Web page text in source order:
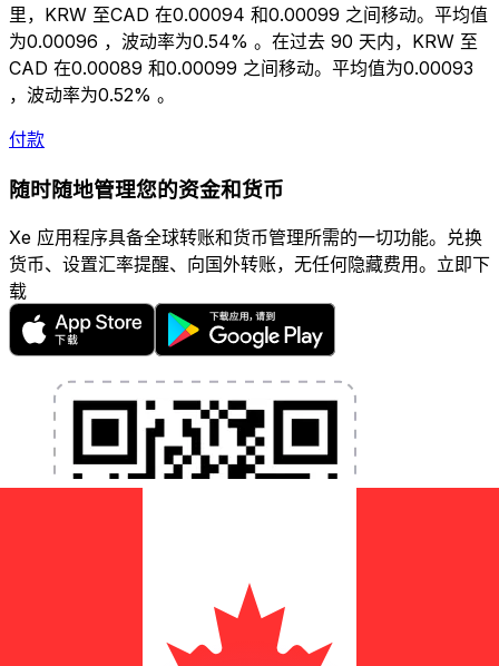
里，KRW 至CAD 在0.00094 和0.00099 之间移动。平均值
为0.00096 ，波动率为0.54% 。在过去 90 天内，KRW 至
CAD 在0.00089 和0.00099 之间移动。平均值为0.00093
，波动率为0.52% 。
付款
随时随地管理您的资金和货币
Xe 应用程序具备全球转账和货币管理所需的一切功能。兑换
货币、设置汇率提醒、向国外转账，无任何隐藏费用。立即下
载